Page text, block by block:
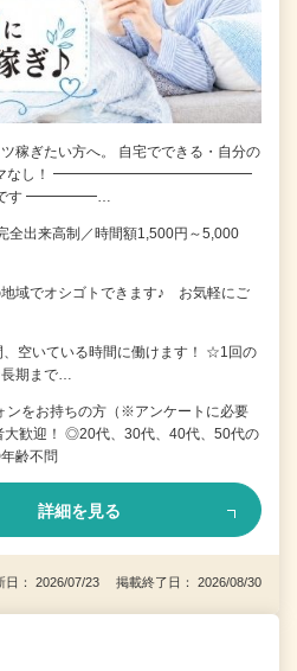
稼ぎたい方へ。 自宅でできる・自分の
ルマなし！ ━━━━━━━━━━━━━━
です ━━━━━…
全出来高制／時間額1,500円～5,000
域でオシゴトできます♪ お気軽にご
、空いている時間に働けます！ ☆1回の
期まで…
をお持ちの方（※アンケートに必要
歓迎！ ◎20代、30代、40代、50代の
齢不問
詳細を見る
日： 2026/07/23 掲載終了日： 2026/08/30